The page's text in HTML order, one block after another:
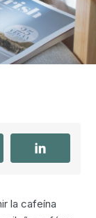
la cafeína